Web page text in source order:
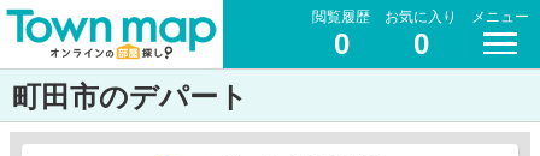
閲覧履歴
0
お気に入り
0
メニュー
町田市のデパート